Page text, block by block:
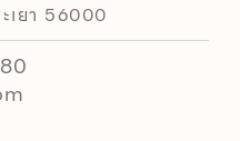
เยา 56000